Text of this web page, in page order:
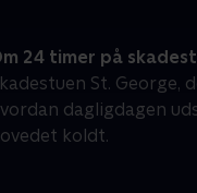
24 timer på
St. George,
dagligdagen
koldt.